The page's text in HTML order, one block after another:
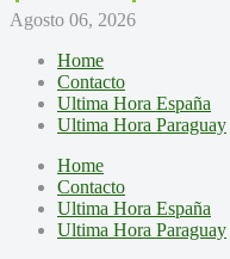
Agosto 06, 2026
Home
Contacto
Ultima Hora España
Ultima Hora Paraguay
Home
Contacto
Ultima Hora España
Ultima Hora Paraguay